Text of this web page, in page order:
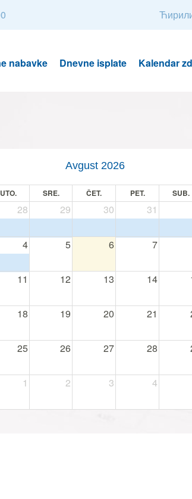
nabavke Dnevne isplate Kalendar
Avgust 2026
UTO. SRE. ČET. PET. SUB.
28 29 30 31
4 5 6 7
11 12 13 14
18 19 20 21
25 26 27 28
1 2 3 4